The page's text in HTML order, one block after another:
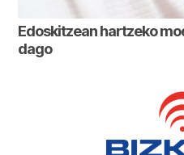
Edoskitzean hartzeko
dago